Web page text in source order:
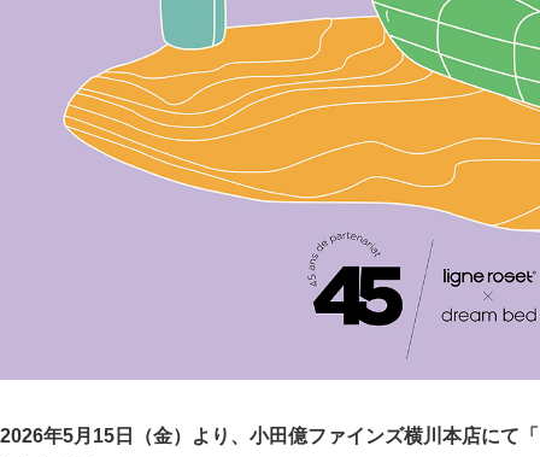
2026年5月15日（金）より、小田億ファインズ横川本店にて